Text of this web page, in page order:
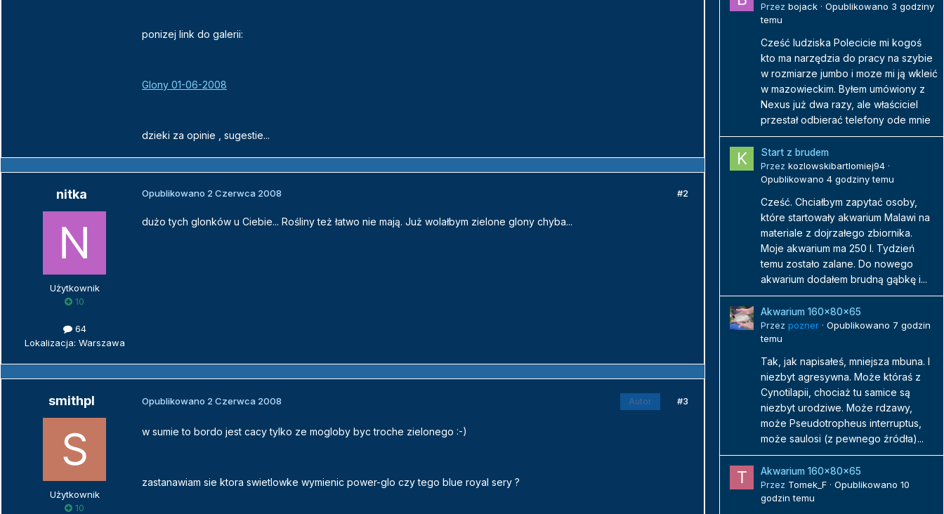
ponizej link do galerii:
Glony 01-06-2008
dzieki za opinie , sugestie...
nitka
Użytkownik
10
64
Lokalizacja: Warszawa
#2
Opublikowano 2 Czerwca 2008
dużo tych glonków u Ciebie... Rośliny też łatwo nie mają. Już wolałbym zielone glony chyba...
smithpl
Użytkownik
10
Autor #3
Opublikowano 2 Czerwca 2008
w sumie to bordo jest cacy tylko ze mogloby byc troche zielonego :-)
zastanawiam sie ktora swietlowke wymienic power-glo czy tego blue royal sery ?
Przez bojack · Opublikowano 3 godziny
temu
Cześć ludziska Polecicie mi kogoś
kto ma narzędzia do pracy na szybie
w rozmiarze jumbo i moze mi ją wkleić
w mazowieckim. Byłem umówiony z
Nexus już dwa razy, ale właściciel
przestał odbierać telefony ode mnie
Start z brudem
Przez kozlowskibartlomiej94 ·
Opublikowano 4 godziny temu
Cześć. Chciałbym zapytać osoby,
które startowały akwarium Malawi na
materiale z dojrzałego zbiornika.
Moje akwarium ma 250 l. Tydzień
temu zostało zalane. Do nowego
akwarium dodałem brudną gąbkę i...
Akwarium 160x80x65
Przez pozner · Opublikowano 7 godzin
temu
Tak, jak napisałeś, mniejsza mbuna. I
niezbyt agresywna. Może któraś z
Cynotilapii, chociaż tu samice są
niezbyt urodziwe. Może rdzawy,
może Pseudotropheus interruptus,
może saulosi (z pewnego źródła)...
Akwarium 160x80x65
Przez Tomek_F · Opublikowano 10
godzin temu